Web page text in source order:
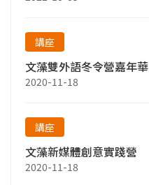
講座
文藻雙外語冬令營嘉年華
2020-11-18
講座
文藻新媒體創意實踐營
2020-11-18